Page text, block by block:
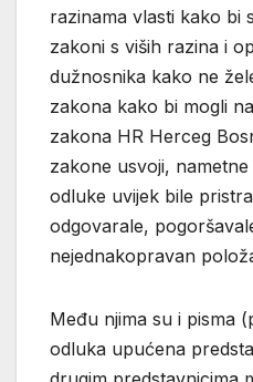
razinama vlasti kako bi
zakoni s viših razina i
dužnosnika kako ne
zakona kako bi mogli
zakona HR Herceg
zakone usvoji,
odluke uvijek bile
odgovarale,
nejednakopravan
Među njima su i pisma
odluka upućena